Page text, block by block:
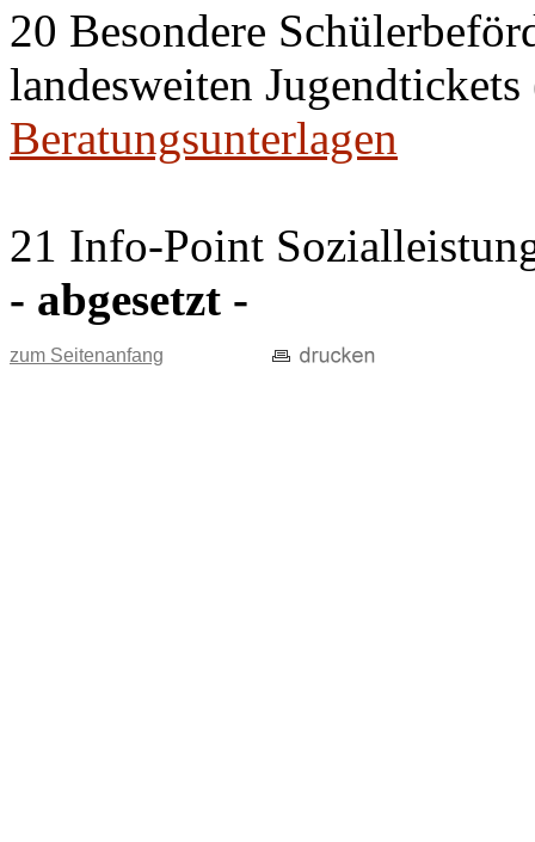
20 Besondere
landesweiten
Beratungsunterlagen
21 Info-Point
- abgesetzt -
zum Seitenanfang